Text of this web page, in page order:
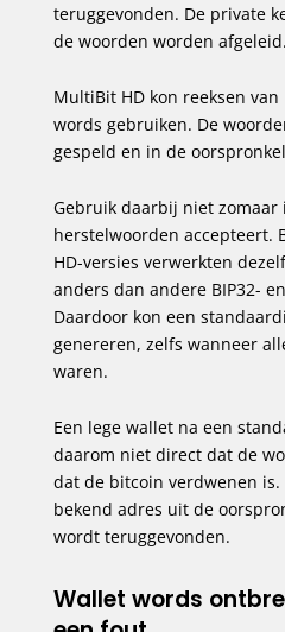
teruggevonden. De private
de woorden worden afgeleid.
MultiBit HD kon reeksen
words gebruiken. De
gespeld en in de
Gebruik daarbij niet
herstelwoorden accepteert.
HD-versies verwerkten
anders dan andere BIP32-
Daardoor kon een
genereren, zelfs wanneer
waren.
Een lege wallet na een
daarom niet direct dat de
dat de bitcoin verdwenen
bekend adres uit de
wordt teruggevonden.
Wallet words